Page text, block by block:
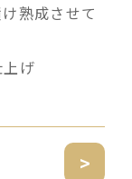
熟成させて
げ